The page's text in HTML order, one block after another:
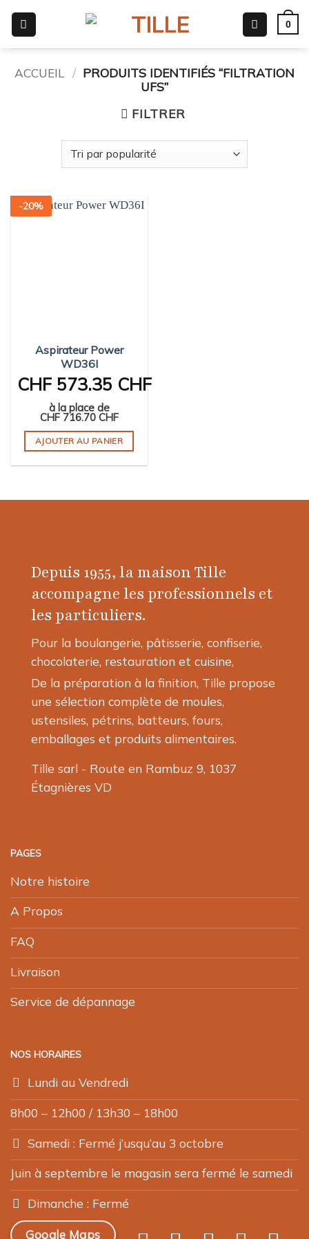
contenu
0
ACCUEIL / PRODUITS IDENTIFIÉS “FILTRATION
UFS”
FILTRER
-20%
Aspirateur Power
WD36I
CHF573.35 CHF
à la place de
CHF716.70 CHF
AJOUTER AU PANIER
Depuis 1955, la maison Tille
accompagne les professionnels et
les particuliers.
Pour la boulangerie, pâtisserie, confiserie,
chocolaterie, restauration et cuisine,
De la préparation à la finition, Tille propose
une sélection complète de moules,
ustensiles, pétrins, batteurs, fours,
emballages et produits alimentaires.
Tille sarl - Route en Rambuz 9, 1037
Étagnières VD
PAGES
Notre histoire
A Propos
FAQ
Livraison
Service de dépannage
NOS HORAIRES
Lundi au Vendredi
8h00 – 12h00 / 13h30 – 18h00
Samedi : Fermé j’usqu’au 3 octobre
Juin à septembre le magasin sera fermé le samedi
Dimanche : Fermé
Google Maps